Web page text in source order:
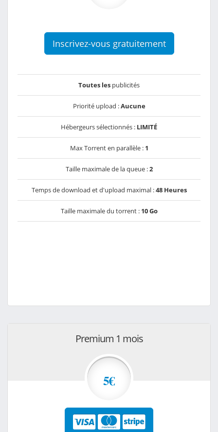
Inscrivez-vous gratuitement
Toutes les publicités
Priorité upload :Aucune
Hébergeurs sélectionnés : LIMITÉ
Max Torrent en parallèle : 1
Taille maximale de la queue :2
Temps de download et d'upload maximal :48 Heures
Taille maximale du torrent : 10 Go
Premium 1 mois
5€